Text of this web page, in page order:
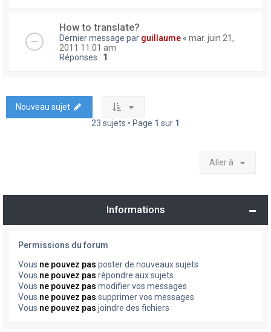
How to translate?
Dernier message par guillaume « mar. juin 21,
2011 11:01 am
Réponses : 1
Nouveau sujet
23 sujets • Page 1 sur 1
Aller à
Informations
Permissions du forum
Vous ne pouvez pas poster de nouveaux sujets
Vous ne pouvez pas répondre aux sujets
Vous ne pouvez pas modifier vos messages
Vous ne pouvez pas supprimer vos messages
Vous ne pouvez pas joindre des fichiers